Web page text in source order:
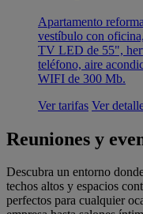
Apartamento
vestíbulo con
TV LED de 55",
teléfono, aire
WIFI de 300 Mb.
Ver tarifas Ver
Reuniones y
Descubra un entorno
techos altos y espacios
perfectos para cualquier